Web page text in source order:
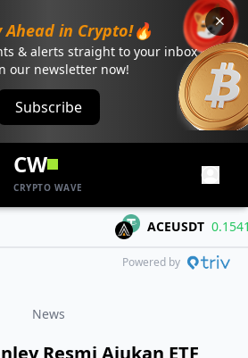
Ahead in Crypto!🔥
& alerts straight to your inbox
our newsletter now!
Subscribe
CW
CRYPTO WAVE
ACEUSDT 0.1541
Powered by
News
Resmi Ajukan ETF